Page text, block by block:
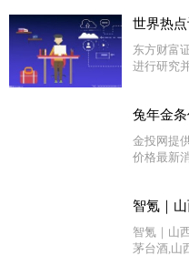
东方财富
进行研究
金投网提
价格最新
智氪｜
智氪｜山
茅台酒,山